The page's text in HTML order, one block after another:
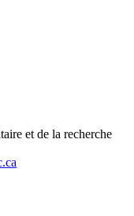
et de la recherche